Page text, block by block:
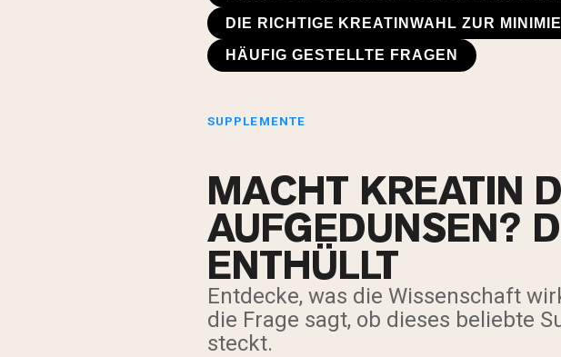
DIE RICHTIGE KREATINWAHL ZUR
HÄUFIG GESTELLTE FRAGEN
SUPPLEMENTE
MACHT KREATIN
AUFGEDUNSEN?
ENTHÜLLT
Entdecke, was die Wissenschaft
die Frage sagt, ob dieses beliebte
steckt.